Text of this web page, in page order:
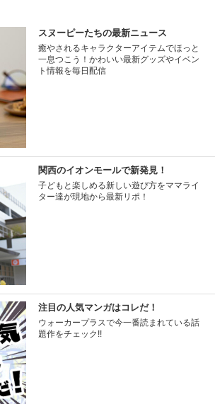
スヌーピーたちの最新ニュース
癒やされるキャラクターアイテムでほっと
一息つこう！かわいい最新グッズやイベン
ト情報を毎日配信
関西のイオンモールで新発見！
子どもと楽しめる新しい遊び方をママライ
ター達が現地から最新リポ！
注目の人気マンガはコレだ！
ウォーカープラスで今一番読まれている話
題作をチェック!!